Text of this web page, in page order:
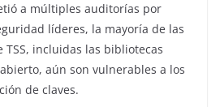
a múltiples auditorías por
líderes, la mayoría de las
incluidas las bibliotecas
aún son vulnerables a los
de claves.